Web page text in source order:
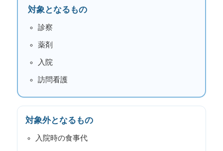
対象となるもの
診察
薬剤
入院
訪問看護
対象外となるもの
入院時の食事代